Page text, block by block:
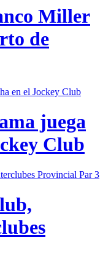
Miller
de
juega
Club